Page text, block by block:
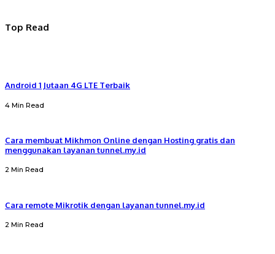
Top Read
Android 1 Jutaan 4G LTE Terbaik
4 Min Read
Cara membuat Mikhmon Online dengan Hosting gratis dan
menggunakan layanan tunnel.my.id
2 Min Read
Cara remote Mikrotik dengan layanan tunnel.my.id
2 Min Read